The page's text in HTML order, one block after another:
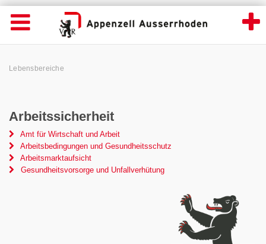
Lebensbereiche - Appenzell Ausserrhoden
Wichtige
Seiten
Home
Inhalt
Navigation öffnen
Inhalt
Pfadnavigation
Lebensbereiche
Arbeitssicherheit
Amt für Wirtschaft und Arbeit
Arbeitsbedingungen und Gesundheitsschutz
Arbeitsmarktaufsicht
Gesundheitsvorsorge und Unfallverhütung